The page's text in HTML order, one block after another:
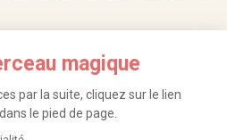
magique
par la suite, cliquez sur le lien
le pied de page.